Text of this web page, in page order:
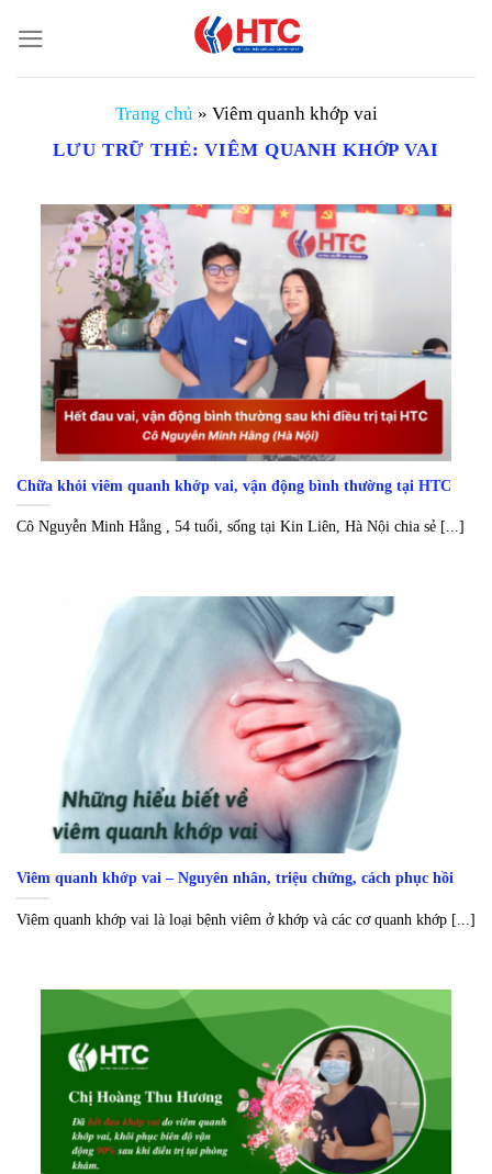
đến
nội
Trang chủ » Viêm quanh khớp vai
LƯU TRỮ THẺ:VIÊM QUANH KHỚP VAI
Chữa khỏi viêm quanh khớp vai, vận động bình thường tại HTC
Cô Nguyễn Minh Hằng , 54 tuổi, sống tại Kin Liên, Hà Nội chia sẻ [...]
Viêm quanh khớp vai – Nguyên nhân, triệu chứng, cách phục hồi
Viêm quanh khớp vai là loại bệnh viêm ở khớp và các cơ quanh khớp [...]